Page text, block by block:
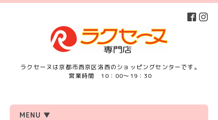
ラクセーヌは京都市西京区洛西のショッピングセンターです。
営業時間 10：00～19：30
MENU ▼